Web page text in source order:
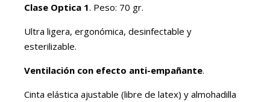
Clase Optica 1. Peso: 70 gr.
Ultra ligera, ergonómica, desinfectable y
esterilizable.
Ventilación con efecto anti-empañante.
Cinta elástica ajustable (libre de latex) y almohadilla